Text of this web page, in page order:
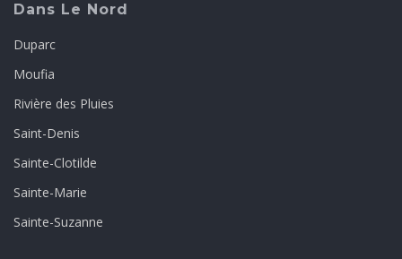
Dans Le Nord
Duparc
Moufia
Rivière des Pluies
Saint-Denis
Sainte-Clotilde
Sainte-Marie
Sainte-Suzanne